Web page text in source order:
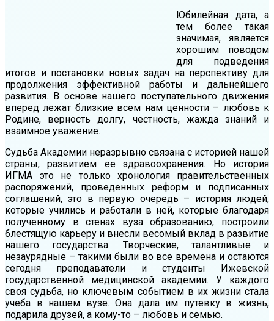
Юбилейная дата, а
тем более такая
значимая, является
хорошим поводом
для подведения
итогов и постановки новых задач на перспективу для
продолжения эффективной работы и дальнейшего
развития. В основе нашего поступательного движения
вперед лежат близкие всем нам ценности – любовь к
Родине, верность долгу, честность, жажда знаний и
взаимное уважение.
Судьба Академии неразрывно связана с историей нашей
страны, развитием ее здравоохранения. Но история
ИГМА это не только хронология правительственных
распоряжений, проведенных реформ и подписанных
соглашений, это в первую очередь – история людей,
которые учились и работали в ней, которые благодаря
полученному в стенах вуза образованию, построили
блестящую карьеру и внесли весомый вклад в развитие
нашего государства. Творческие, талантливые и
незаурядные – такими были во все времена и остаются
сегодня преподаватели и студенты Ижевской
государственной медицинской академии. У каждого
своя судьба, но ключевым событием в их жизни стала
учеба в нашем вузе. Она дала им путевку в жизнь,
подарила друзей, а кому-то – любовь и семью.